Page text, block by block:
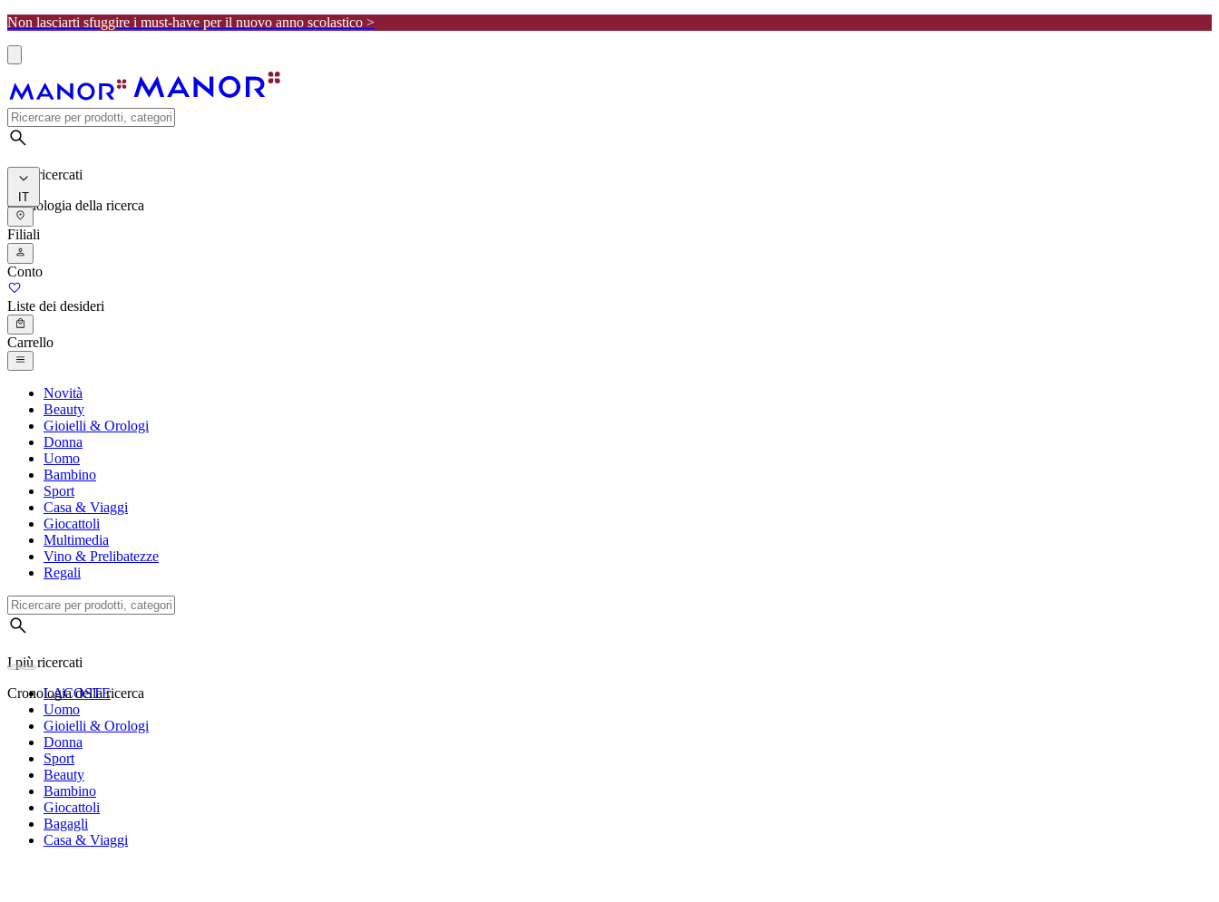
Non lasciarti sfuggire i must-have per il nuovo anno scolastico >
I più ricercati
Cronologia della ricerca
IT
Filiali
Conto
Liste dei desideri
Carrello
Novità
Beauty
Gioielli & Orologi
Donna
Uomo
Bambino
Sport
Casa & Viaggi
Giocattoli
Multimedia
Vino & Prelibatezze
Regali
I più ricercati
Cronologia della ricerca
LACOSTE
Uomo
Gioielli & Orologi
Donna
Sport
Beauty
Bambino
Giocattoli
Bagagli
Casa & Viaggi